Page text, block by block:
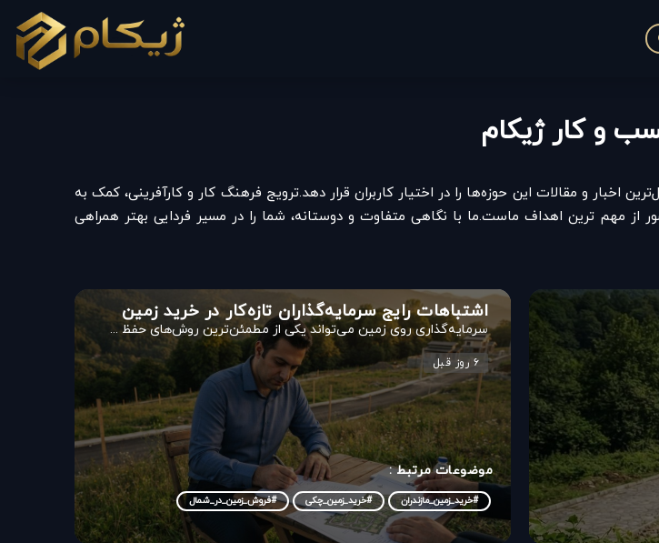
و کار ژیکام
و مقالات این حوزه‌ها را در اختیار کاربران قرار دهد.ترویج فرهنگ کار و کارآفرینی، کمک به
مهم ترین اهداف ماست.ما با نگاهی متفاوت و دوستانه، شما را در مسیر فردایی بهتر همراهی
اشتباهات رایج سرمایه‌گذاران تازه‌کار در خرید زمین
سرمایه‌گذاری روی زمین می‌تواند یکی از مطمئن‌ترین روش‌های حفظ ...
۶ روز قبل
موضوعات مرتبط :
#خرید_زمین_مازندران #خرید_زمین_چکی #فروش_زمین_در_شمال